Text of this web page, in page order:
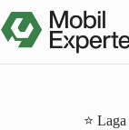
till
innehåll
⭐